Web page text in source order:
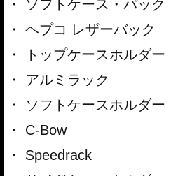
ソフトケース・バック
ヘプコ レザーバック
トップケースホルダー
アルミラック
ソフトケースホルダー
C-Bow
Speedrack